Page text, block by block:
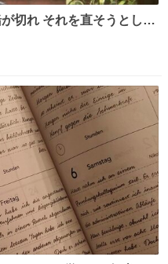
切れ それを直そうとした